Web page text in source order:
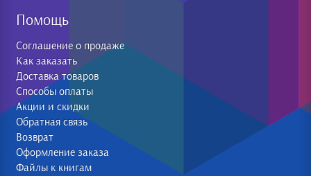
Помощь
Соглашение о продаже
Как заказать
Доставка товаров
Способы оплаты
Акции и скидки
Обратная связь
Возврат
Оформление заказа
Файлы к книгам